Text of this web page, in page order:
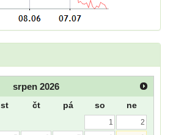
srpen 2026
st čt pá so ne
1
2